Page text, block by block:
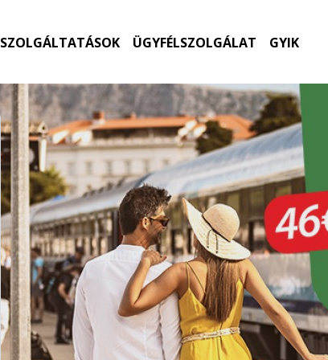
SZOLGÁLTATÁSOK ÜGYFÉLSZOLGÁLAT GYIK